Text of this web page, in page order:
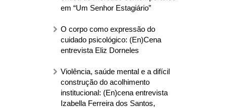
em “Um Senhor Estagiário”
O corpo como expressão do
cuidado psicológico: (En)Cena
entrevista Eliz Dorneles
Violência, saúde mental e a difícil
construção do acolhimento
institucional: (En)cena entrevista
Izabella Ferreira dos Santos,